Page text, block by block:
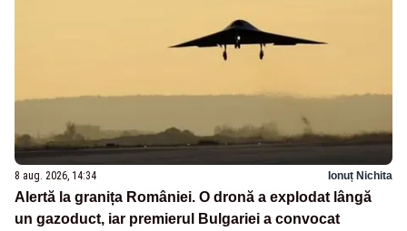
8 aug. 2026, 14:34 Ionuț Nichita
Alertă la granița României. O dronă a explodat lângă
un gazoduct, iar premierul Bulgariei a convocat